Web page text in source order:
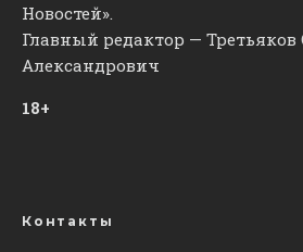
Новостей».
Главный редактор — Третьяков
Александрович
18+
Контакты